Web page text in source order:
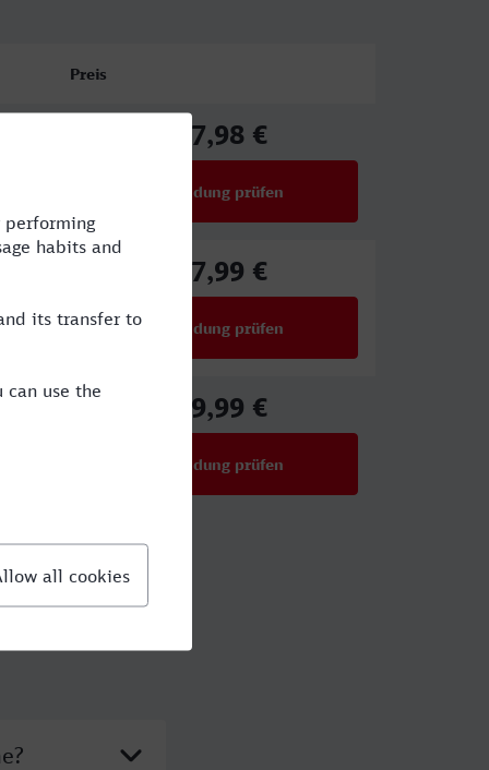
Preis
67,98 €
Verbindung prüfen
47,99 €
Verbindung prüfen
39,99 €
Verbindung prüfen